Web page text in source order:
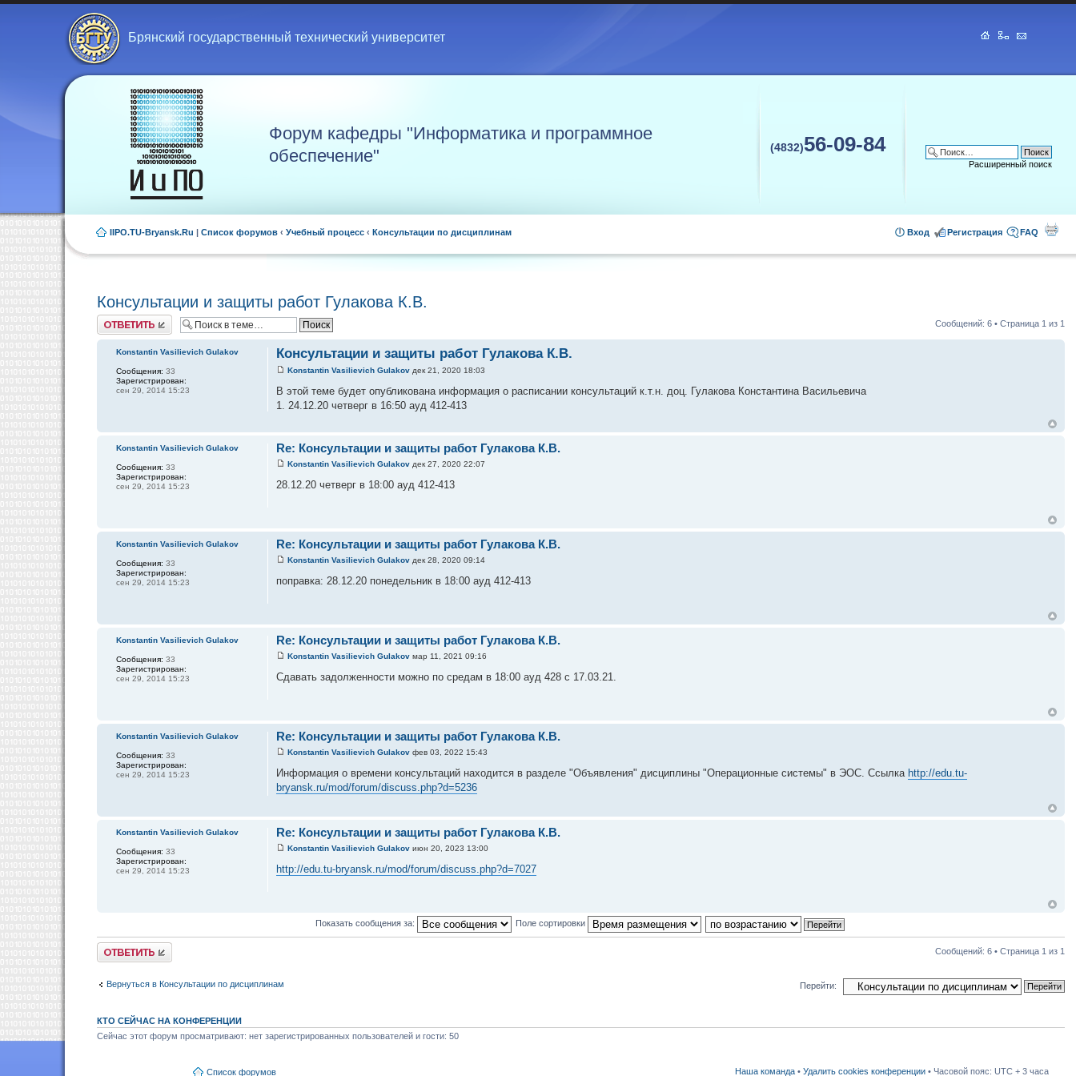
Брянский государственный технический университет
Форум кафедры "Информатика и программное
обеспечение"
(4832)56-09-84
Расширенный поиск
IIPO.TU-Bryansk.Ru | Список форумов ‹ Учебный процесс ‹ Консультации по дисциплинам FAQ
Регистрация
Вход
Консультации и защиты работ Гулакова К.В.
Ответить Сообщений: 6 • Страница 1 из 1
Консультации и защиты работ Гулакова К.В.
Konstantin Vasilievich Gulakov дек 21, 2020 18:03
В этой теме будет опубликована информация о расписании консультаций к.т.н. доц. Гулакова Константина Васильевича
1. 24.12.20 четверг в 16:50 ауд 412-413
Konstantin Vasilievich Gulakov
Сообщения: 33
Зарегистрирован:
сен 29, 2014 15:23
Re: Консультации и защиты работ Гулакова К.В.
Konstantin Vasilievich Gulakov дек 27, 2020 22:07
28.12.20 четверг в 18:00 ауд 412-413
Konstantin Vasilievich Gulakov
Сообщения: 33
Зарегистрирован:
сен 29, 2014 15:23
Re: Консультации и защиты работ Гулакова К.В.
Konstantin Vasilievich Gulakov дек 28, 2020 09:14
поправка: 28.12.20 понедельник в 18:00 ауд 412-413
Konstantin Vasilievich Gulakov
Сообщения: 33
Зарегистрирован:
сен 29, 2014 15:23
Re: Консультации и защиты работ Гулакова К.В.
Konstantin Vasilievich Gulakov мар 11, 2021 09:16
Сдавать задолженности можно по средам в 18:00 ауд 428 с 17.03.21.
Konstantin Vasilievich Gulakov
Сообщения: 33
Зарегистрирован:
сен 29, 2014 15:23
Re: Консультации и защиты работ Гулакова К.В.
Konstantin Vasilievich Gulakov фев 03, 2022 15:43
Информация о времени консультаций находится в разделе "Объявления" дисциплины "Операционные системы" в ЭОС. Ссылка http://edu.tu-
bryansk.ru/mod/forum/discuss.php?d=5236
Konstantin Vasilievich Gulakov
Сообщения: 33
Зарегистрирован:
сен 29, 2014 15:23
Re: Консультации и защиты работ Гулакова К.В.
Konstantin Vasilievich Gulakov июн 20, 2023 13:00
http://edu.tu-bryansk.ru/mod/forum/discuss.php?d=7027
Konstantin Vasilievich Gulakov
Сообщения: 33
Зарегистрирован:
сен 29, 2014 15:23
Показать сообщения за: Поле сортировки
Ответить Сообщений: 6 • Страница 1 из 1
Вернуться в Консультации по дисциплинам Перейти:
КТО СЕЙЧАС НА КОНФЕРЕНЦИИ
Сейчас этот форум просматривают: нет зарегистрированных пользователей и гости: 50
Список форумов Наша команда • Удалить cookies конференции • Часовой пояс: UTC + 3 часа